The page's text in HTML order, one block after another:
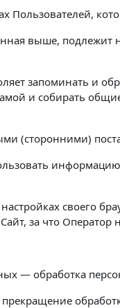
Пользователей,
выше,
запоминать и
и собирать
(сторонними)
своего
за что Оператор
— обработка